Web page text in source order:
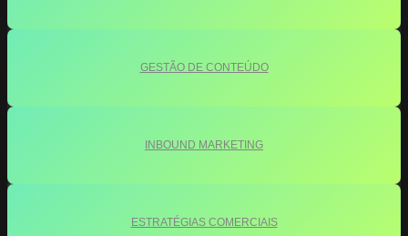
GESTÃO DE CONTEÚDO
INBOUND MARKETING
ESTRATÉGIAS COMERCIAIS